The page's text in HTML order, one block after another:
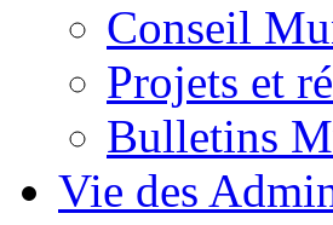
Conseil
Projets et
Bulletins
Vie des